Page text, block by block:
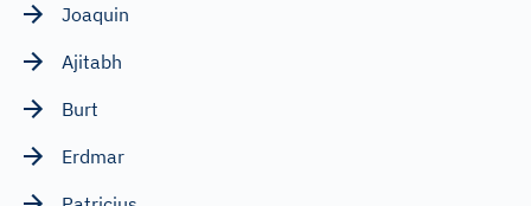
Joaquin
Ajitabh
Burt
Erdmar